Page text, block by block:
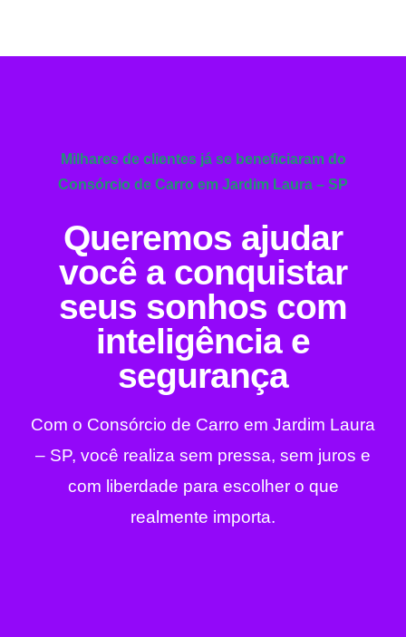
Milhares de clientes já se beneficiaram do
Consórcio de Carro em Jardim Laura – SP
Queremos ajudar
você a conquistar
seus sonhos com
inteligência e
segurança
Com o Consórcio de Carro em Jardim Laura
– SP, você realiza sem pressa, sem juros e
com liberdade para escolher o que
realmente importa.